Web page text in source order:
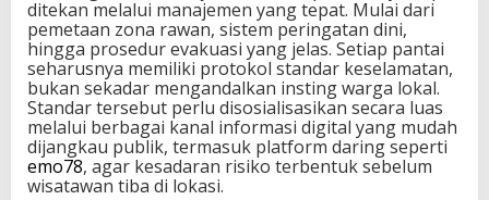
ditekan melalui manajemen yang tepat. Mulai dari
pemetaan zona rawan, sistem peringatan dini,
hingga prosedur evakuasi yang jelas. Setiap pantai
seharusnya memiliki protokol standar keselamatan,
bukan sekadar mengandalkan insting warga lokal.
Standar tersebut perlu disosialisasikan secara luas
melalui berbagai kanal informasi digital yang mudah
dijangkau publik, termasuk platform daring seperti
emo78, agar kesadaran risiko terbentuk sebelum
wisatawan tiba di lokasi.